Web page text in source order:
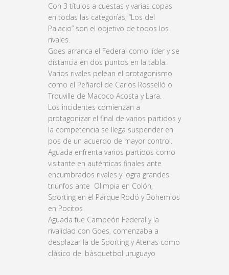
Con 3 títulos a cuestas y varias copas
en todas las categorías, “Los del
Palacio” son el objetivo de todos los
rivales.
Goes arranca el Federal como líder y se
distancia en dos puntos en la tabla.
Varios rivales pelean el protagonismo
como el Peñarol de Carlos Rosselló o
Trouville de Macoco Acosta y Lara.
Los incidentes comienzan a
protagonizar el final de varios partidos y
la competencia se llega suspender en
pos de un acuerdo de mayor control.
Aguada enfrenta varios partidos como
visitante en auténticas finales ante
encumbrados rivales y logra grandes
triunfos ante Olimpia en Colón,
Sporting en el Parque Rodó y Bohemios
en Pocitos
Aguada fue Campeón Federal y la
rivalidad con Goes, comenzaba a
desplazar la de Sporting y Atenas como
clásico del bàsquetbol uruguayo